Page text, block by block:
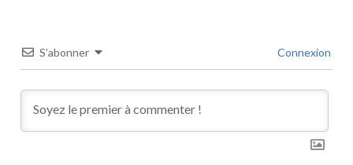
S’abonner Connexion